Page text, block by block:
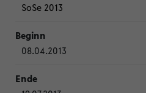
SoSe 2013
08.04.2013